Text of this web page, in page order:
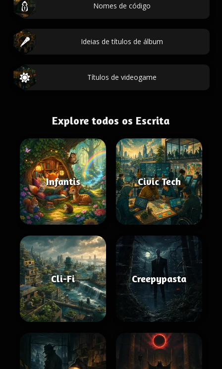
Nomes de código
Ideias de títulos de álbum
Títulos de videogame
Explore todos os Escrita
Infantis Civic Tech
Cli-Fi Creepypasta